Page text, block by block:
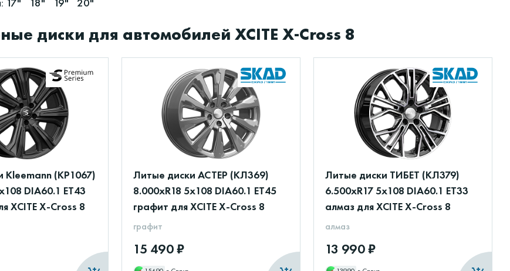
диски для автомобилей XCITE X-Cross 8
Kleemann (КР1067)
DIA60.1 ET43
XCITE X-Cross 8
Литые диски АСТЕР (КЛ369)
8.000xR18 5x108 DIA60.1 ET45
графит для XCITE X-Cross 8
графит
15 490 ₽
Литые диски ТИБЕТ (КЛ379)
6.500xR17 5x108 DIA60.1 ET33
алмаз для XCITE X-Cross 8
алмаз
13 990 ₽